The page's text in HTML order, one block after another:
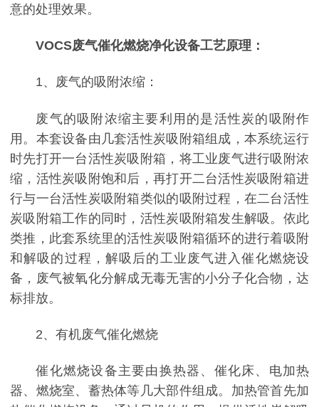
意的处理效果。
VOCS废气催化燃烧净化设备工艺原理：
1、废气的吸附浓缩：
废气的吸附浓缩主要利用的是活性炭的吸附作
用。本套设备由几套活性炭吸附箱组成，本系统运行
时先打开一台活性炭吸附箱，将工业废气进行吸附浓
缩，活性炭吸附饱和后，再打开二台活性炭吸附箱进
行与一台活性炭吸附箱类似的吸附过程，在二台活性
炭吸附箱工作的同时，活性炭吸附箱发生解吸。依此
类推，此套系统里的活性炭吸附箱循环的进行着吸附
和解吸的过程，解吸后的工业废气进入催化燃烧设
备，废气被氧化分解成无毒无害的小分子化合物，达
标排放。
2、有机废气催化燃烧
催化燃烧设备主要由换热器、催化床、电加热
器、燃烧室、蓄热体等几大部件组成。加热管首先加